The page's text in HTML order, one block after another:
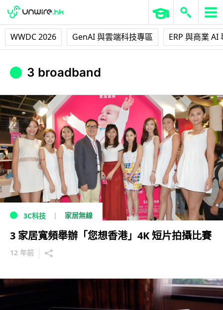
WWDC 2026 GenAI 與雲端科技專區 ERP 與商業 AI
3 broadband
3C科技 家居無線
3 家居寬頻舉辦「您想香港」4K 短片拍攝比賽
12 年前